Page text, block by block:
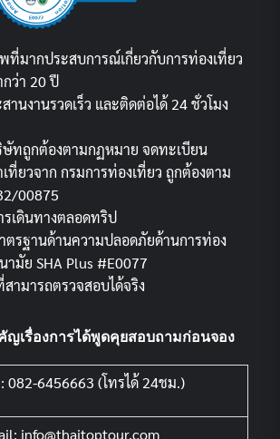
ที่มากประสบการณ์เกี่ยวกับการท่องเที่ยว
ว่า 20 ปี
านงานรวดเร็ว และติดต่อได้ 24 ชั่วโมง
ษัทถูกต้องตามกฏหมาย จดทะเบียน
ที่ยวจาก กรมการท่องเที่ยว ถูกต้องตาม
00875
เดินทางตลอดทริป
ตรฐานด้านความปลอดภัยด้านการท่อง
ามัย SHA Plus #E0077
สามารถตรวจสอบได้จริง
ญเรื่องการได้พูดคุยสอบถามก่อนจอง
082-6456663 (โทรได้ 24ชม.)
info@thaitoptour.com